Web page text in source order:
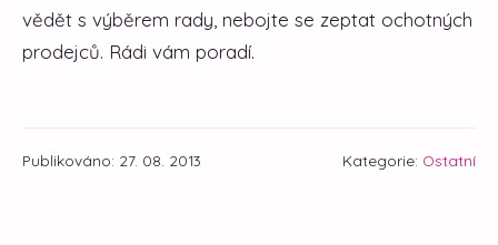
vědět s výběrem rady, nebojte se zeptat ochotných
prodejců. Rádi vám poradí.
Publikováno: 27. 08. 2013 Kategorie: Ostatní